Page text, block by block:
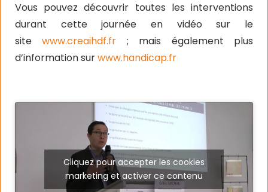
Vous pouvez découvrir toutes les interventions
durant cette journée en vidéo sur le
sitewww.creaihdf.fr ; mais également plus
d’information surwww.handicap.fr
Cliquez pour accepter les cookies
marketing et activer ce contenu